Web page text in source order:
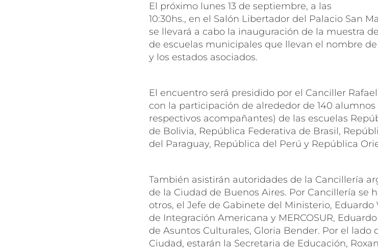
El próximo lunes 13 de septiembre, a las
10:30hs., en el Salón Libertador del Palacio San
se llevará a cabo la inauguración de la muestra
de escuelas municipales que llevan el nombre de
y los estados asociados.
El encuentro será presidido por el Canciller
con la participación de alrededor de 140 alumnos
respectivos acompañantes) de las escuelas
de Bolivia, República Federativa de Brasil,
del Paraguay, República del Perú y República
También asistirán autoridades de la Cancillería
de la Ciudad de Buenos Aires. Por Cancillería se
otros, el Jefe de Gabinete del Ministerio, Eduardo
de Integración Americana y MERCOSUR,
de Asuntos Culturales, Gloria Bender. Por el lado
Ciudad, estarán la Secretaria de Educación,